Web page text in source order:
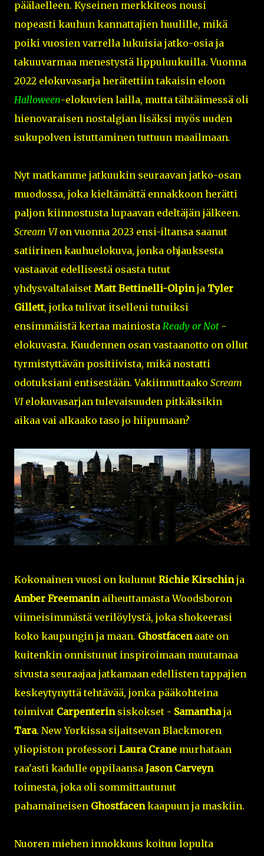
päälaelleen. Kyseinen merkkiteos nousi
nopeasti kauhun kannattajien huulille, mikä
poiki vuosien varrella lukuisia jatko-osia ja
takuuvarmaa menestystä lippuluukuilla. Vuonna
2022 elokuvasarja herätettiin takaisin eloon
Halloween-elokuvien lailla, mutta tähtäimessä oli
hienovaraisen nostalgian lisäksi myös uuden
sukupolven istuttaminen tuttuun maailmaan.
Nyt matkamme jatkuukin seuraavan jatko-osan
muodossa, joka kieltämättä ennakkoon herätti
paljon kiinnostusta lupaavan edeltäjän jälkeen.
Scream VIon vuonna 2023 ensi-iltansa saanut
satiirinen kauhuelokuva, jonka ohjauksesta
vastaavat edellisestä osasta tutut
yhdysvaltalaiset Matt Bettinelli-Olpinja Tyler
Gillett, jotka tulivat itselleni tutuiksi
ensimmäistä kertaa mainiosta Ready or Not -
elokuvasta. Kuudennen osan vastaanotto on ollut
tyrmistyttävän positiivista, mikä nostatti
odotuksiani entisestään. Vakiinnuttaako Scream
VI elokuvasarjan tulevaisuuden pitkäksikin
aikaa vai alkaako taso jo hiipumaan?
Kokonainen vuosi on kulunut Richie Kirschinja
Amber Freemaninaiheuttamasta Woodsboron
viimeisimmästä verilöylystä, joka shokeerasi
koko kaupungin ja maan. Ghostfacenaate on
kuitenkin onnistunut inspiroimaan muutamaa
sivusta seuraajaa jatkamaan edellisten tappajien
keskeytynyttä tehtävää, jonka pääkohteina
toimivat Carpenterinsiskokset - Samanthaja
Tara. New Yorkissa sijaitsevan Blackmoren
yliopiston professori Laura Crane murhataan
raa'asti kadulle oppilaansa Jason Carveyn
toimesta, joka oli sommittautunut
pahamaineisen Ghostfacenkaapuun ja maskiin.
Nuoren miehen innokkuus koituu lopulta